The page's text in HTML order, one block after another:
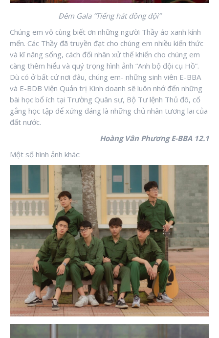
Đêm Gala “Tiếng hát đồng đội”
Chúng em vô cùng biết ơn những người Thầy áo xanh kính
mến. Các Thầy đã truyền đạt cho chúng em nhiều kiến thức
và kĩ năng sống, cách đối nhân xử thế khiến cho chúng em
càng thêm hiểu và quý trọng hình ảnh “Anh bộ đội cụ Hồ”.
Dù có ở bất cứ nơi đâu, chúng em- những sinh viên E-BBA
và E-BDB Viện Quản trị Kinh doanh sẽ luôn nhớ đến những
bài học bổ ích tại Trường Quân sự, Bộ Tư lệnh Thủ đô, cố
gắng học tập để xứng đáng là những chủ nhân tương lai của
đất nước.
Hoàng Vân Phương E-BBA 12.1
Một số hình ảnh khác: